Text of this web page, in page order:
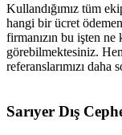
Kullandığımız tüm
hangi bir ücret
firmanızın bu işten ne
görebilmektesiniz.
referanslarımızı daha
Sarıyer Dış